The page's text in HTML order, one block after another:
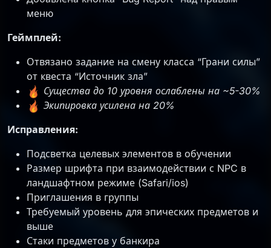
меню
Геймплей:
Отвязано задание на смену класса “Грани силы”
от квеста “Источник зла”
Существа до 10 уровня ослаблены на ~5-30%
Экипировка усилена на 20%
Исправления:
Подсветка целевых элементов в обучении
Размер шрифта при взаимодействии с NPC в
ландшафтном режиме (Safari/ios)
Приглашения в группы
Требуемый уровень для эпических предметов и
выше
Стаки предметов у банкира